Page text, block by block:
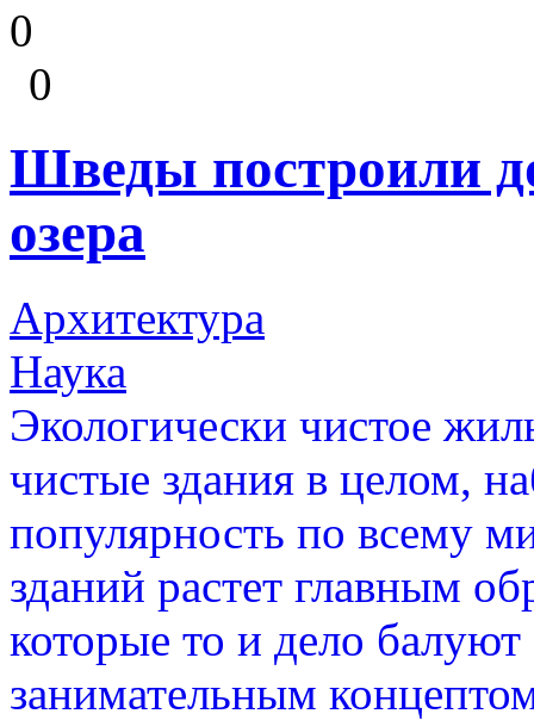
0
0
Шведы построили
озера
Архитектура
Наука
Экологически чистое
чистые здания в целом,
популярность по всему
зданий растет главным
которые то и дело
занимательным